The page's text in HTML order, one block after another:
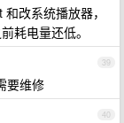
改系统播放器，
耗电量还低。
39
要维修
40